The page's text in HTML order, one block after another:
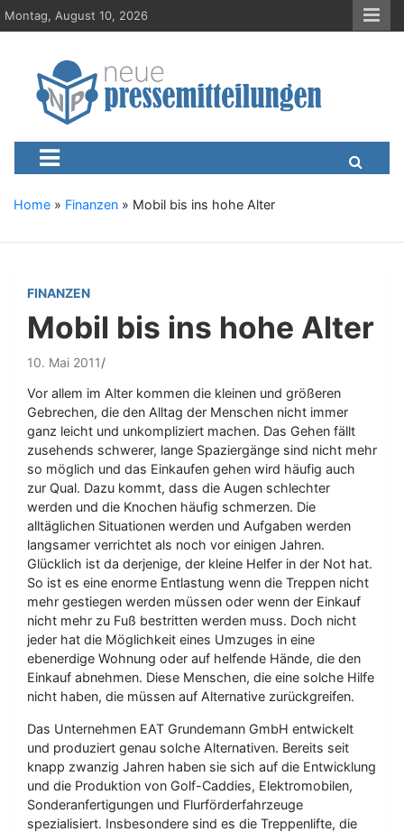
S
k
Montag, August 10, 2026
Neue-
Presseportal, Nachrichten, News, Meldungen, Wirtschaft
Home » Finanzen » Mobil bis ins hohe Alter
FINANZEN
Mobil bis ins hohe Alter
10. Mai 2011
Vor allem im Alter kommen die kleinen und größeren
Gebrechen, die den Alltag der Menschen nicht immer
ganz leicht und unkompliziert machen. Das Gehen fällt
zusehends schwerer, lange Spaziergänge sind nicht mehr
so möglich und das Einkaufen gehen wird häufig auch
zur Qual. Dazu kommt, dass die Augen schlechter
werden und die Knochen häufig schmerzen. Die
alltäglichen Situationen werden und Aufgaben werden
langsamer verrichtet als noch vor einigen Jahren.
Glücklich ist da derjenige, der kleine Helfer in der Not hat.
So ist es eine enorme Entlastung wenn die Treppen nicht
mehr gestiegen werden müssen oder wenn der Einkauf
nicht mehr zu Fuß bestritten werden muss. Doch nicht
jeder hat die Möglichkeit eines Umzuges in eine
ebenerdige Wohnung oder auf helfende Hände, die den
Einkauf abnehmen. Diese Menschen, die eine solche Hilfe
nicht haben, die müssen auf Alternative zurückgreifen.
Das Unternehmen EAT Grundemann GmbH entwickelt
und produziert genau solche Alternativen. Bereits seit
knapp zwanzig Jahren haben sie sich auf die Entwicklung
und die Produktion von Golf-Caddies, Elektromobilen,
Sonderanfertigungen und Flurförderfahrzeuge
spezialisiert. Insbesondere sind es die Treppenlifte, die